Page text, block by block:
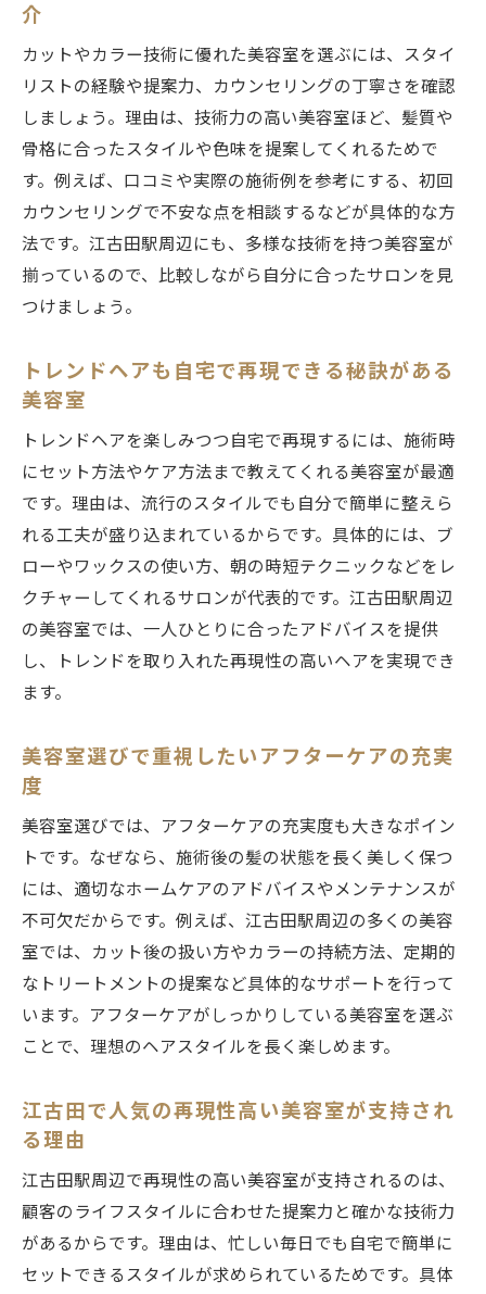
介
カットやカラー技術に優れた美容室を選ぶには、スタイ
リストの経験や提案力、カウンセリングの丁寧さを確認
しましょう。理由は、技術力の高い美容室ほど、髪質や
骨格に合ったスタイルや色味を提案してくれるためで
す。例えば、口コミや実際の施術例を参考にする、初回
カウンセリングで不安な点を相談するなどが具体的な方
法です。江古田駅周辺にも、多様な技術を持つ美容室が
揃っているので、比較しながら自分に合ったサロンを見
つけましょう。
トレンドヘアも自宅で再現できる秘訣がある
美容室
トレンドヘアを楽しみつつ自宅で再現するには、施術時
にセット方法やケア方法まで教えてくれる美容室が最適
です。理由は、流行のスタイルでも自分で簡単に整えら
れる工夫が盛り込まれているからです。具体的には、ブ
ローやワックスの使い方、朝の時短テクニックなどをレ
クチャーしてくれるサロンが代表的です。江古田駅周辺
の美容室では、一人ひとりに合ったアドバイスを提供
し、トレンドを取り入れた再現性の高いヘアを実現でき
ます。
美容室選びで重視したいアフターケアの充実
度
美容室選びでは、アフターケアの充実度も大きなポイン
トです。なぜなら、施術後の髪の状態を長く美しく保つ
には、適切なホームケアのアドバイスやメンテナンスが
不可欠だからです。例えば、江古田駅周辺の多くの美容
室では、カット後の扱い方やカラーの持続方法、定期的
なトリートメントの提案など具体的なサポートを行って
います。アフターケアがしっかりしている美容室を選ぶ
ことで、理想のヘアスタイルを長く楽しめます。
江古田で人気の再現性高い美容室が支持され
る理由
江古田駅周辺で再現性の高い美容室が支持されるのは、
顧客のライフスタイルに合わせた提案力と確かな技術力
があるからです。理由は、忙しい毎日でも自宅で簡単に
セットできるスタイルが求められているためです。具体